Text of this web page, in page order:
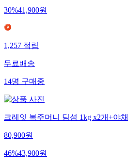
30%41,900원
1,257적립
무료배송
14명구매중
크레잇 복주머니 딤섬 1kg x2개+야
80,900원
46%43,900원